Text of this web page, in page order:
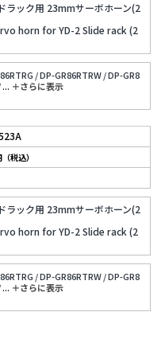
ラック用 23mmサーボホーン(2
horn for YD-2 Slide rack (2
/DP-GR86RTRW /DP-GR8
... ＋さらに表⽰
ラック用 23mmサーボホーン(2
horn for YD-2 Slide rack (2
税込）
/DP-GR86RTRW /DP-GR8
... ＋さらに表⽰